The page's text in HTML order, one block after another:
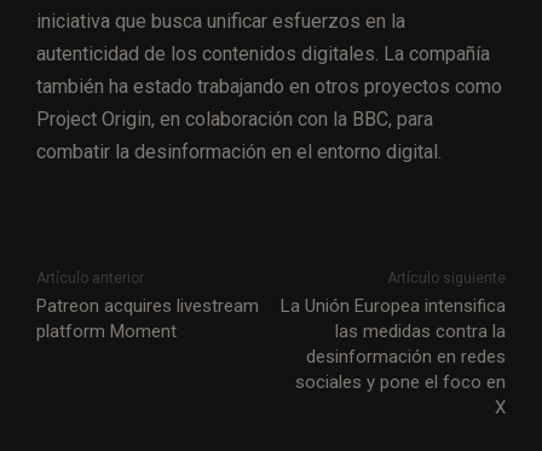
iniciativa que busca unificar esfuerzos en la
autenticidad de los contenidos digitales. La compañía
también ha estado trabajando en otros proyectos como
Project Origin, en colaboración con la BBC, para
combatir la desinformación en el entorno digital.
Artículo anterior
Patreon acquires livestream
platform Moment
Artículo siguiente
La Unión Europea intensifica
las medidas contra la
desinformación en redes
sociales y pone el foco en
X